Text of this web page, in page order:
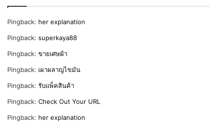
Pingback: her explanation
Pingback: superkaya88
Pingback: ขายเศษผ้า
Pingback: เผาผลาญไขมัน
Pingback: รับแพ็คสินค้า
Pingback: Check Out Your URL
Pingback: her explanation